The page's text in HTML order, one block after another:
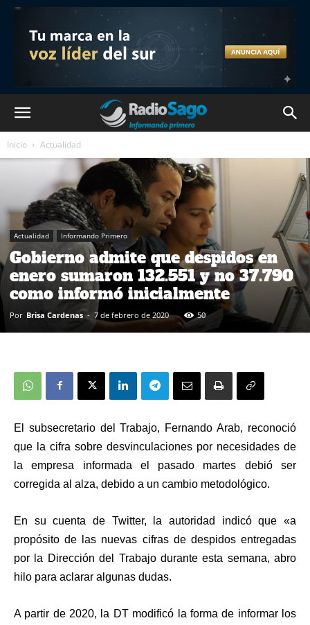
Inicio Actualidad
Actualidad Informando Primero
Gobierno admite que despidos en
enero sumaron 132.551 y no 37.790
como informó inicialmente
Por Brisa Cardenas - 7 de febrero de 2020 50
El subsecretario del Trabajo, Fernando Arab, reconoció
que la cifra sobre desvinculaciones por necesidades de
la empresa informada el pasado martes debió ser
corregida al alza, debido a un cambio metodológico.
En su cuenta de Twitter, la autoridad indicó que «a
propósito de las nuevas cifras de despidos entregadas
por la Dirección del Trabajo durante esta semana, abro
hilo para aclarar algunas dudas.
A partir de 2020, la DT modificó la forma de informar los